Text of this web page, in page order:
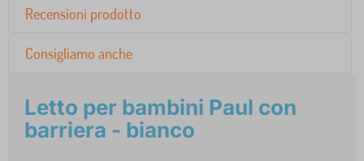
Recensioni prodotto
Consigliamo anche
Letto per bambini Paul con
barriera - bianco